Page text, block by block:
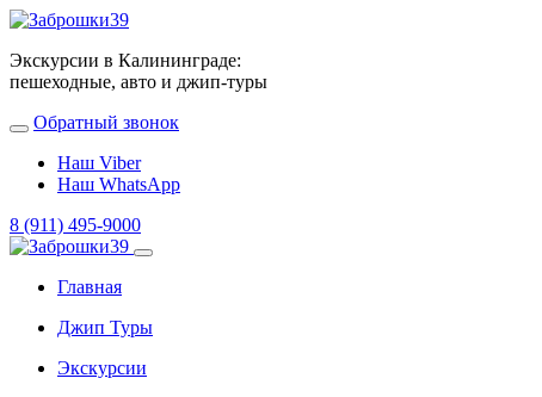
Экскурсии в Калининграде:
пешеходные, авто и джип-туры
Обратный звонок
Наш Viber
Наш WhatsApp
8 (911) 495-9000
Главная
Джип Туры
Экскурсии